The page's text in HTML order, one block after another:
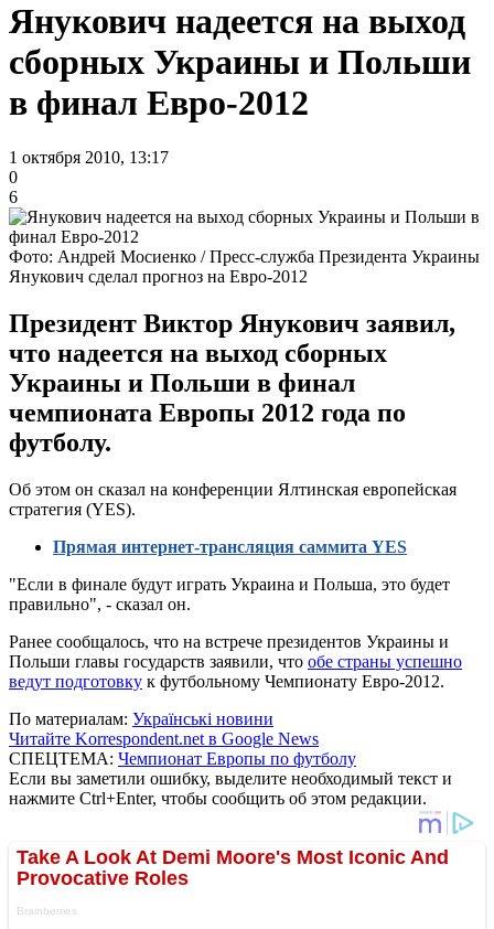
Янукович надеется на выход
сборных Украины и Польши
в финал Евро-2012
1 октября 2010, 13:17
0
6
Фото: Андрей Мосиенко / Пресс-служба Президента Украины
Янукович сделал прогноз на Евро-2012
Президент Виктор Янукович заявил,
что надеется на выход сборных
Украины и Польши в финал
чемпионата Европы 2012 года по
футболу.
Об этом он сказал на конференции Ялтинская европейская
стратегия (YES).
Прямая интернет-трансляция саммита YES
"Если в финале будут играть Украина и Польша, это будет
правильно", - сказал он.
Ранее сообщалось, что на встрече президентов Украины и
Польши главы государств заявили, что обе страны успешно
ведут подготовку к футбольному Чемпионату Евро-2012.
По материалам: Українські новини
Читайте Korrespondent.net в Google News
СПЕЦТЕМА: Чемпионат Европы по футболу
Если вы заметили ошибку, выделите необходимый текст и
нажмите Ctrl+Enter, чтобы сообщить об этом редакции.